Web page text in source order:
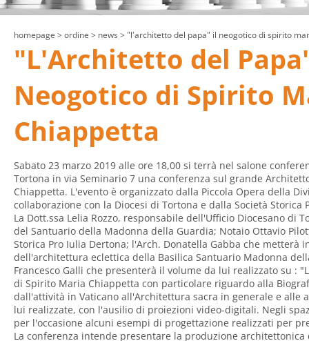
homepage > ordine > news > "l'architetto del papa" il neogotico di spirito
"L'Architetto del
Neogotico di Spirito
Chiappetta
Sabato 23 marzo 2019 alle ore 18,00 si terrà nel salone
Tortona in via Seminario 7 una conferenza sul grande
Chiappetta. L'evento è organizzato dalla Piccola Opera della
collaborazione con la Diocesi di Tortona e dalla Società
La Dott.ssa Lelia Rozzo, responsabile dell'Ufficio Diocesano di
del Santuario della Madonna della Guardia; Notaio Ottavio
Storica Pro Iulia Dertona; l'Arch. Donatella Gabba che metterà
dell'architettura eclettica della Basilica Santuario Madonna
Francesco Galli che presenterà il volume da lui realizzato su :
di Spirito Maria Chiappetta con particolare riguardo alla
dall'attività in Vaticano all'Architettura sacra in generale e alle
lui realizzate, con l'ausilio di proiezioni video-digitali. Negli
per l'occasione alcuni esempi di progettazione realizzati per
La conferenza intende presentare la produzione